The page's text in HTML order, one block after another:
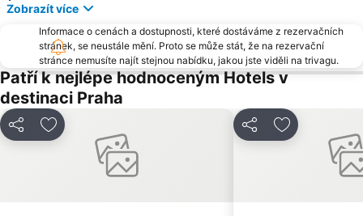
Zbraslav
Suchdol
Stodůlky
Vyšehrad
Malá Strana
Stanice metra Anděl
Troja
Strašnice
Tančící dům
Řepy
Nemocnice Motol Metro Station
Zobrazít více
Informace o cenách a dostupnosti, které dostáváme z rezervačních
stránek, se neustále mění. Proto se může stát, že na rezervační
stránce nemusíte najít stejnou nabídku, jakou jste viděli na trivagu.
Patří k nejlépe hodnoceným Hotels v
destinaci Praha
Sdílet Přidat na seznam oblíbených hotelů
Sdílet Přidat na